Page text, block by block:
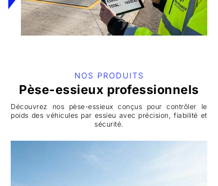
NOS PRODUITS
Pèse-essieux professionnels
Découvrez nos pèse-essieux conçus pour contrôler le
poids des véhicules par essieu avec précision, fiabilité et
sécurité.